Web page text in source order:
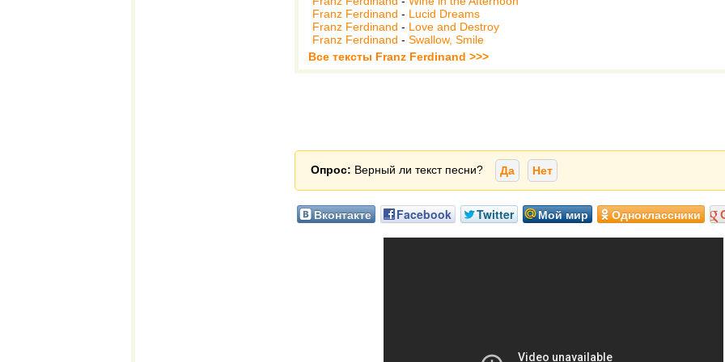
Franz Ferdinand - Lucid Dreams
Franz Ferdinand - Love and Destroy
Franz Ferdinand - Swallow, Smile
Все тексты Franz Ferdinand >>>
Опрос: Верный ли текст песни? Да Нет
Вконтакте Facebook Twitter Мой мир Одноклассники